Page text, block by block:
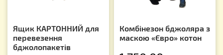
Ящик КАРТОННИЙ для
перевезення
бджолопакетів
Комбінезон бджоляра з
маскою «Євро» котон